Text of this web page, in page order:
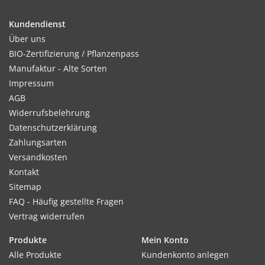
Kultur:
Ca. 2 Wochen nach dem Aufgehen in Tuffs (3–5 Pflanzen pro
Topf) pikieren. Auspflanzen im Abstand 100cm x 100cm.
Standort:
Sonnig, geschützt. Sandig, humoser Boden. Verträgt keine
Staunässe. Hoher Nährstoffbedarf.
Ernte / Blüte:
Ab Mai bis zum Frost, wobei die Pflanze Temperaturen bis
-10“C verträgt.
Kundendienst
Über uns
BIO-Zertifizierung / Pflanzenpass
Manufaktur - Alte Sorten
Impressum
AGB
Widerrufsbelehrung
Datenschutzerklärung
Zahlungsarten
Versandkosten
Kontakt
Sitemap
FAQ - Häufig gestellte Fragen
Vertrag widerrufen
Produkte
Alle Produkte
Mein Konto
Kundenkonto anlegen